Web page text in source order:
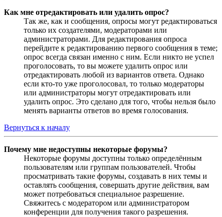
Как мне отредактировать или удалить опрос?
Так же, как и сообщения, опросы могут редактироваться
только их создателями, модераторами или
администраторами. Для редактирования опроса
перейдите к редактированию первого сообщения в теме;
опрос всегда связан именно с ним. Если никто не успел
проголосовать, то вы можете удалить опрос или
отредактировать любой из вариантов ответа. Однако
если кто-то уже проголосовал, то только модераторы
или администраторы могут отредактировать или
удалить опрос. Это сделано для того, чтобы нельзя было
менять варианты ответов во время голосования.
Вернуться к началу
Почему мне недоступны некоторые форумы?
Некоторые форумы доступны только определённым
пользователям или группам пользователей. Чтобы
просматривать такие форумы, создавать в них темы и
оставлять сообщения, совершать другие действия, вам
может потребоваться специальное разрешение.
Свяжитесь с модератором или администратором
конференции для получения такого разрешения.